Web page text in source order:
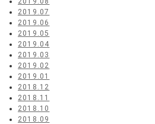
2019.07
2019.06
2019.05
2019.04
2019.03
2019.02
2019.01
2018.12
2018.11
2018.10
2018.09